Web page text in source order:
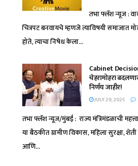
तभा फ्लॅश न्यूज :
चित्रपट बनवायचे म्हणजे त्याविषयी समाजात
होते, त्याचा निषेध केला...
Cabinet
चेहरामोहरा
निर्णय जाहीर!
JULY 29, 2025
तभा फ्लॅश न्यूज/मुंबई : राज्य मंत्रिमंडळाची
या बैठकीत ग्रामीण विकास, महिला सुरक्षा,
आणि...